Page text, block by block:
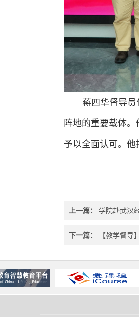
蒋四华督导员
阵地的重要载体
予以全面认可。
上一篇： 学院赴武汉
下一篇： 【教学督导